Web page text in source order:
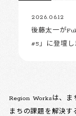
2026.06.12
後藤太一が
#5」に登壇し
Region Worksは、ま
まちの課題を解決す